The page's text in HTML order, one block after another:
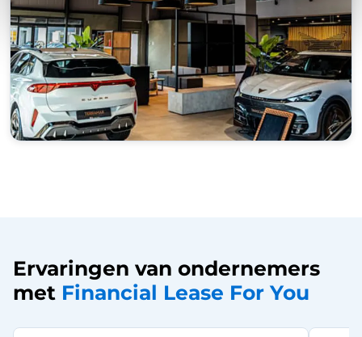
Ervaringen van ondernemers
met Financial Lease For You